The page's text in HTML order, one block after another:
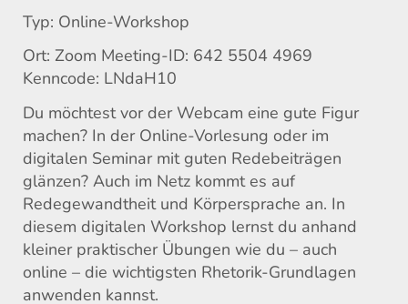
Typ: Online-Workshop
Ort: Zoom Meeting-ID: 642 5504 4969
Kenncode: LNdaH10
Du möchtest vor der Webcam eine gute Figur
machen? In der Online-Vorlesung oder im
digitalen Seminar mit guten Redebeiträgen
glänzen? Auch im Netz kommt es auf
Redegewandtheit und Körpersprache an. In
diesem digitalen Workshop lernst du anhand
kleiner praktischer Übungen wie du – auch
online – die wichtigsten Rhetorik-Grundlagen
anwenden kannst.